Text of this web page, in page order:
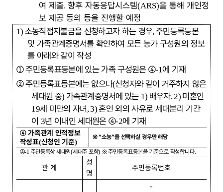
여 제출.향후 자동응답시스템(ARS)을 통해 개인정
보 제공 동의 등을 진행할 예정
1) 소농직접지불금을 신청하고자 하는 경우,주민등록등본
및 가족관계증명서를 확인하여 모든 농가 구성원의 정보
를 아래와 같이 작성
①주민등록표등본에 있는 가족 구성원은④-1에 기재
②주민등록표등본에는 없으나(신청자와 같이 거주하지 않은
세대원 중) 가족관계증명서에 있는 1) 배우자, 2) 미혼인
19세 미만의 자녀 , 3)혼인 외의 사유로 세대분리 기간
이3년 이내인 세대원은④-2에 기재
④가족관계 인적정보
작성표(신청인 기준)
※“소농”을 선택하실 경우만 해당
④-1 주민등록상 세대원(세대주 포함) ※주민등록표등본을 기준으로 작성합니다.
관 계
성
명
주민등록번호
-